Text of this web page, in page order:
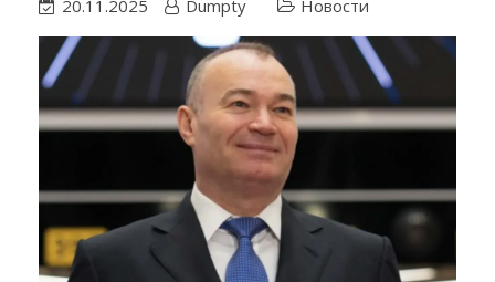
20.11.2025 Dumpty Новости